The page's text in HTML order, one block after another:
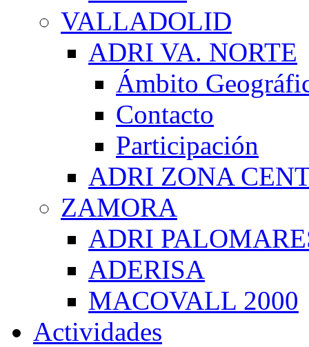
VALLADOLID
ADRI VA. NORTE
Ámbito
Contacto
Participación
ADRI ZONA
ZAMORA
ADRI
ADERISA
MACOVALL 2000
Actividades